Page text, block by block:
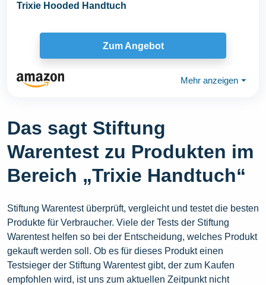
Trixie Hooded Handtuch
Zum Angebot
Mehr anzeigen ⏷
Das sagt Stiftung
Warentest zu Produkten im
Bereich „Trixie Handtuch“
Stiftung Warentest überprüft, vergleicht und testet die besten
Produkte für Verbraucher. Viele der Tests der Stiftung
Warentest helfen so bei der Entscheidung, welches Produkt
gekauft werden soll. Ob es für dieses Produkt einen
Testsieger der Stiftung Warentest gibt, der zum Kaufen
empfohlen wird, ist uns zum aktuellen Zeitpunkt nicht